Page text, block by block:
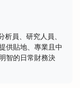
員、研究人員、
供貼地、專業且中
智的日常財務決